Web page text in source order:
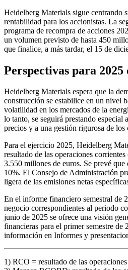
Heidelberg Materials sigue centrando
rentabilidad para los accionistas. La
programa de recompra de acciones
un volumen previsto de hasta 450
que finalice, a más tardar, el 15 de
Perspectivas para
Heidelberg Materials espera que la
construcción se estabilice en un nivel
volatilidad en los mercados de la
lo tanto, se seguirá prestando especial
precios y a una gestión rigurosa de los
Para el ejercicio 2025, Heidelberg
resultado de las operaciones
3.550 millones de euros. Se prevé
10%. El Consejo de Administración
ligera de las emisiones netas
En el informe financiero semestral de
negocio correspondientes al periodo
junio de 2025 se ofrece una visión
financieras para el primer semestre de
información en Informes y
1) RCO = resultado de las